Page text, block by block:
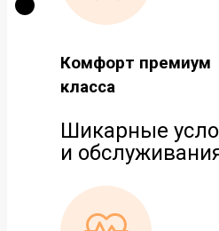
Комфорт премиум
класса
Шикарные
и